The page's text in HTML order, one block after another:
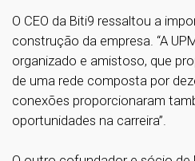
O CEO da Biti9 ressaltou a
construção da empresa. “A
organizado e amistoso, que
de uma rede composta por
conexões proporcionaram
oportunidades na carreira”.